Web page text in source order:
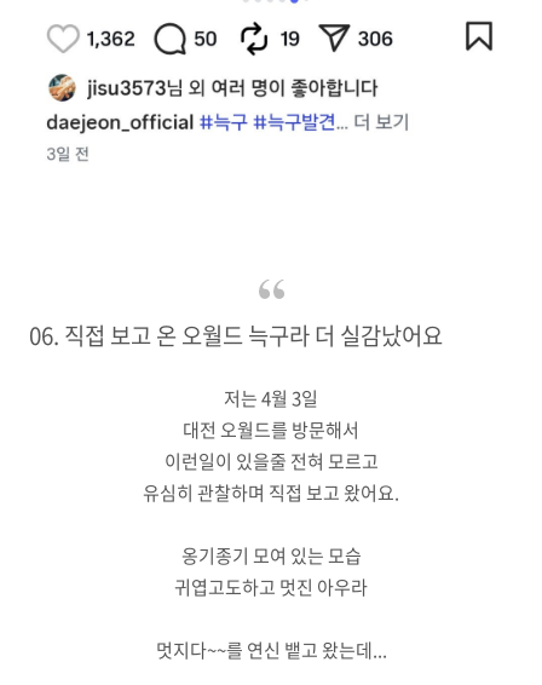
06. 직접 보고 온 오월드 늑구라 더 실감났어요
저는 4월 3일
대전 오월드를 방문해서
이런일이 있을줄 전혀 모르고
유심히 관찰하며 직접 보고 왔어요.
옹기종기 모여 있는 모습
귀엽고도하고 멋진 아우라
멋지다~~를 연신 뱉고 왔는데...